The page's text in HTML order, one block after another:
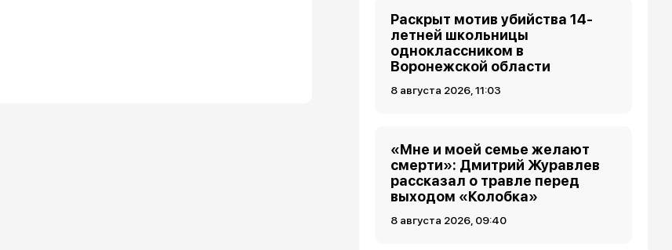
Раскрыт мотив убийства 14-
летней школьницы
одноклассником в
Воронежской области
8 августа 2026, 11:03
«Мне и моей семье желают
смерти»: Дмитрий Журавлев
рассказал о травле перед
выходом «Колобка»
8 августа 2026, 09:40